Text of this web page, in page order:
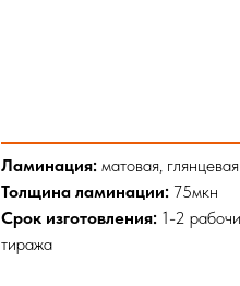
Ламинация: матовая, глянцевая
Толщина ламинации: 75мкн
Срок изготовления: 1-2
тиража